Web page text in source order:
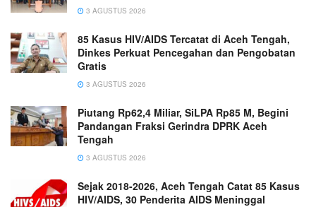
3 AGUSTUS 2026
85 Kasus HIV/AIDS Tercatat di Aceh Tengah,
Dinkes Perkuat Pencegahan dan Pengobatan
Gratis
3 AGUSTUS 2026
Piutang Rp62,4 Miliar, SiLPA Rp85 M, Begini
Pandangan Fraksi Gerindra DPRK Aceh
Tengah
3 AGUSTUS 2026
Sejak 2018-2026, Aceh Tengah Catat 85 Kasus
HIV/AIDS, 30 Penderita AIDS Meninggal